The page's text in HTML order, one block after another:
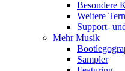
Besondere
Weitere
Support-
Mehr Musik
Sampler